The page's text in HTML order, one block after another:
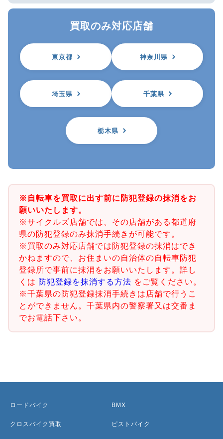
買取のみ対応店舗
東京都 神奈川県
埼玉県 千葉県
栃木県
※自転車を買取に出す前に防犯登録の抹消をお
願いいたします。
※サイクルズ店舗では、その店舗がある都道府
県の防犯登録のみ抹消手続きが可能です。
※買取のみ対応店舗では防犯登録の抹消はでき
かねますので、お住まいの自治体の自転車防犯
登録所で事前に抹消をお願いいたします。詳し
くは 防犯登録を抹消する方法 をご覧ください。
※千葉県の防犯登録抹消手続きは店舗で行うこ
とができません。千葉県内の警察署又は交番ま
でお電話下さい。
ロードバイク
クロスバイク買取
BMX
ピストバイク